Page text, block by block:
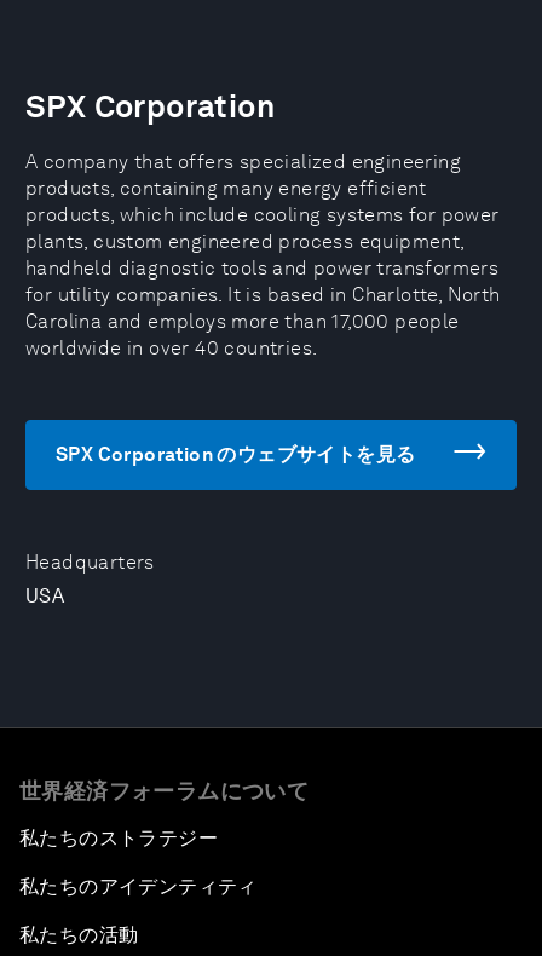
Headquarters
USA
SPX Corporation
A company that offers specialized engineering
products, containing many energy efficient
products, which include cooling systems for power
plants, custom engineered process equipment,
handheld diagnostic tools and power transformers
for utility companies. It is based in Charlotte, North
Carolina and employs more than 17,000 people
worldwide in over 40 countries.
SPX Corporation のウェブサイトを見る
世界経済フォーラムについて
私たちのストラテジー
私たちのアイデンティティ
私たちの活動